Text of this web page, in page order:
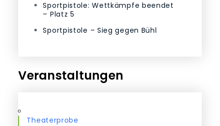
Sportpistole: Wettkämpfe beendet
– Platz 5
Sportpistole – Sieg gegen Bühl
Veranstaltungen
Theaterprobe